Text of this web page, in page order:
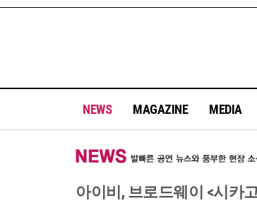
NEWS MAGAZINE MEDIA
아이비, 브로드웨이 <시카